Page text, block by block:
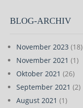
BLOG-ARCHIV
November 2023 (18)
November 2021 (1)
Oktober 2021 (26)
September 2021 (2)
August 2021 (1)